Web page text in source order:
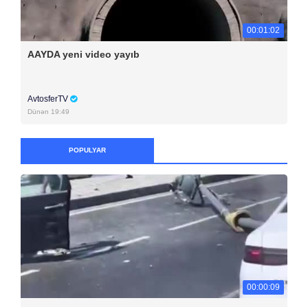
00:01:02
AAYDA yeni video yayıb
AvtosferTV
Dünən 19:49
POPULYAR
00:00:09